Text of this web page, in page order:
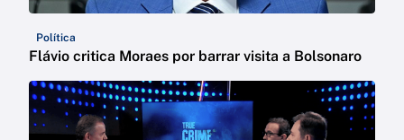
Política
Flávio critica Moraes por barrar visita a Bolsonaro